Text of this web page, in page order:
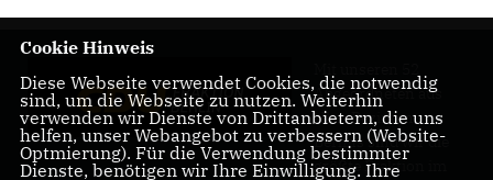
Abgeordneten aus
allen Bezirken
Berlins sind wir die
größte Fraktion im
Cookie Hinweis
Diese Webseite verwendet Cookies, die notwendig
sind, um die Webseite zu nutzen. Weiterhin
verwenden wir Dienste von Drittanbietern, die uns
helfen, unser Webangebot zu verbessern (Website-
Optmierung). Für die Verwendung bestimmter
Dienste, benötigen wir Ihre Einwilligung. Ihre